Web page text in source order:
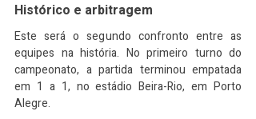
Histórico e arbitragem
Este será o segundo confronto entre as
equipes na história. No primeiro turno do
campeonato, a partida terminou empatada
em 1 a 1, no estádio Beira-Rio, em Porto
Alegre.